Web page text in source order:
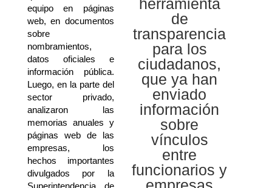
herramienta
de
transparencia
para los
ciudadanos,
que ya han
enviado
información
sobre
vínculos
entre
funcionarios y
equipo en páginas
web, en documentos
sobre
nombramientos,
datos oficiales e
información pública.
Luego, en la parte del
sector privado,
analizaron las
memorias anuales y
páginas web de las
empresas, los
hechos importantes
divulgados por la
Superintendencia de